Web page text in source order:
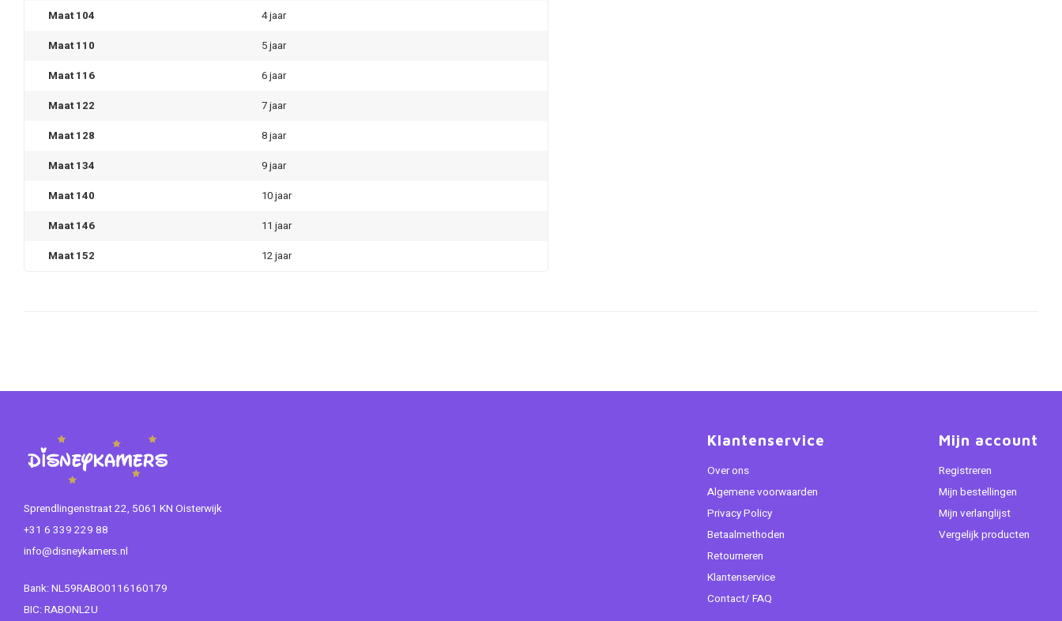
Maat 104
4 jaar
Maat 110
5 jaar
Maat 116
6 jaar
Maat 122
7 jaar
Maat 128
8 jaar
Maat 134
9 jaar
Maat 140
10 jaar
Maat 146
11 jaar
Maat 152
12 jaar
Sprendlingenstraat 22, 5061 KN Oisterwijk
+31 6 339 229 88
info@disneykamers.nl
Bank: NL59RABO0116160179
BIC: RABONL2U
Klantenservice
Over ons
Algemene voorwaarden
Privacy Policy
Betaalmethoden
Retourneren
Klantenservice
Contact/ FAQ
Mijn account
Registreren
Mijn bestellingen
Mijn verlanglijst
Vergelijk producten